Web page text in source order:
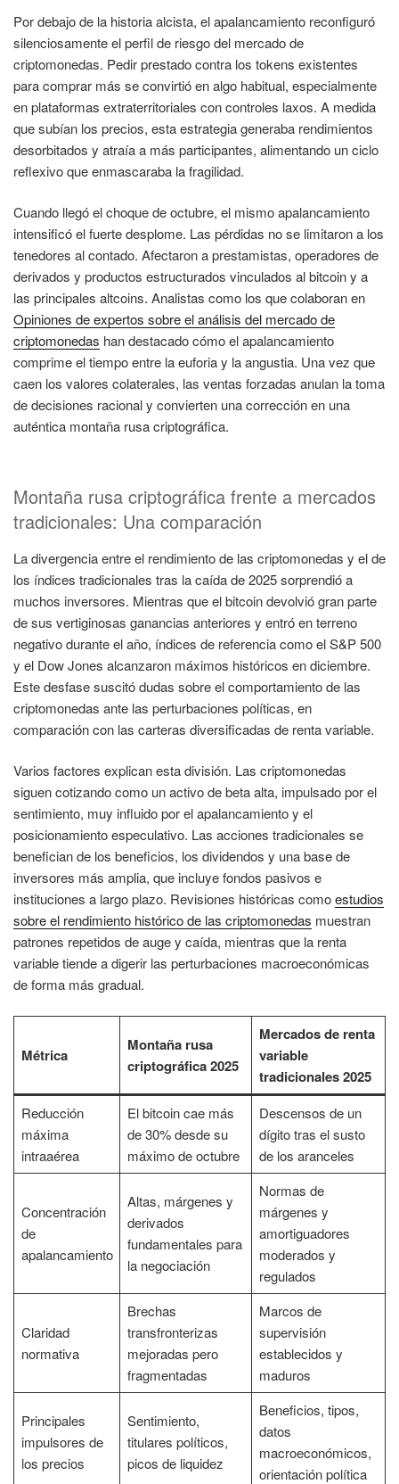
Por debajo de la historia alcista, el apalancamiento reconfiguró
silenciosamente el perfil de riesgo del mercado de
criptomonedas. Pedir prestado contra los tokens existentes
para comprar más se convirtió en algo habitual, especialmente
en plataformas extraterritoriales con controles laxos. A medida
que subían los precios, esta estrategia generaba rendimientos
desorbitados y atraía a más participantes, alimentando un ciclo
reflexivo que enmascaraba la fragilidad.
Cuando llegó el choque de octubre, el mismo apalancamiento
intensificó el fuerte desplome. Las pérdidas no se limitaron a los
tenedores al contado. Afectaron a prestamistas, operadores de
derivados y productos estructurados vinculados al bitcoin y a
las principales altcoins. Analistas como los que colaboran en
Opiniones de expertos sobre el análisis del mercado de
criptomonedas han destacado cómo el apalancamiento
comprime el tiempo entre la euforia y la angustia. Una vez que
caen los valores colaterales, las ventas forzadas anulan la toma
de decisiones racional y convierten una corrección en una
auténtica montaña rusa criptográfica.
Montaña rusa criptográfica frente a mercados
tradicionales: Una comparación
La divergencia entre el rendimiento de las criptomonedas y el de
los índices tradicionales tras la caída de 2025 sorprendió a
muchos inversores. Mientras que el bitcoin devolvió gran parte
de sus vertiginosas ganancias anteriores y entró en terreno
negativo durante el año, índices de referencia como el S&P 500
y el Dow Jones alcanzaron máximos históricos en diciembre.
Este desfase suscitó dudas sobre el comportamiento de las
criptomonedas ante las perturbaciones políticas, en
comparación con las carteras diversificadas de renta variable.
Varios factores explican esta división. Las criptomonedas
siguen cotizando como un activo de beta alta, impulsado por el
sentimiento, muy influido por el apalancamiento y el
posicionamiento especulativo. Las acciones tradicionales se
benefician de los beneficios, los dividendos y una base de
inversores más amplia, que incluye fondos pasivos e
instituciones a largo plazo. Revisiones históricas comoestudios
sobre el rendimiento histórico de las criptomonedas muestran
patrones repetidos de auge y caída, mientras que la renta
variable tiende a digerir las perturbaciones macroeconómicas
de forma más gradual.
Métrica
Montaña rusa
criptográfica 2025
Mercados de renta
variable
tradicionales 2025
Reducción
máxima
intraaérea
El bitcoin cae más
de 30% desde su
máximo de octubre
Descensos de un
dígito tras el susto
de los aranceles
Concentración
de
apalancamiento
Altas, márgenes y
derivados
fundamentales para
la negociación
Normas de
márgenes y
amortiguadores
moderados y
regulados
Claridad
normativa
Brechas
transfronterizas
mejoradas pero
fragmentadas
Marcos de
supervisión
establecidos y
maduros
Principales
impulsores de
los precios
Sentimiento,
titulares políticos,
picos de liquidez
Beneficios, tipos,
datos
macroeconómicos,
orientación política